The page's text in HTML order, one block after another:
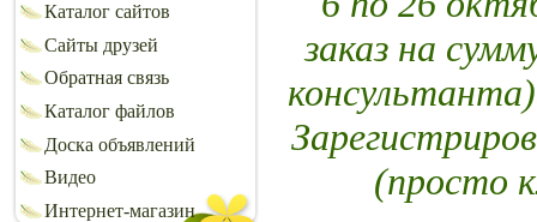
Каталог сайтов
Сайты друзей
Обратная связь
Каталог файлов
Доска объявлений
Видео
Интернет-магазин
заказ на
(просто